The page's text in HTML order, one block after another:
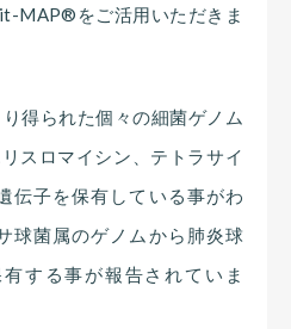
MAP®をご活用いただきま
得られた個々の細菌ゲノム
スロマイシン、テトラサイ
伝子を保有している事がわ
球菌属のゲノムから肺炎球
する事が報告されていま